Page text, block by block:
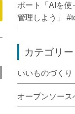
ポート「AIを使
管理しよう」
カテゴリー
いいものづくり
オープンソース